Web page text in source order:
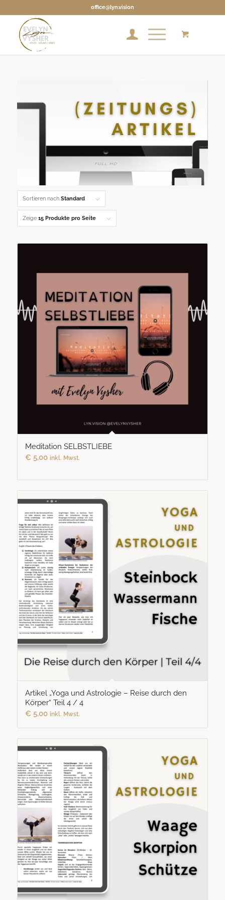
office@lyn.vision
Sortieren nach Standard
Zeige 15 Produkte pro Seite
Meditation SELBSTLIEBE
€ 5,00 inkl. Mwst.
Artikel „Yoga und Astrologie – Reise durch den
Körper“ Teil 4 / 4
€ 5,00 inkl. Mwst.